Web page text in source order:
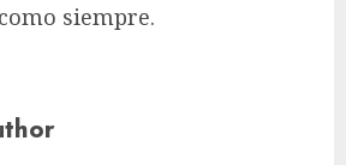
siempre.